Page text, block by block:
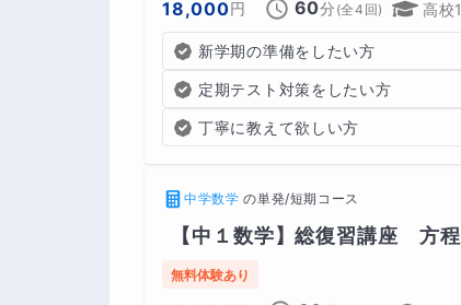
18,000円 60分 (全4 回) 高校
新学期の準備をしたい方
定期テスト対策をしたい方
丁寧に教えて欲しい方
中学数学 の単発/短期コース
【中１数学】総復習講座　方
無料体験あり